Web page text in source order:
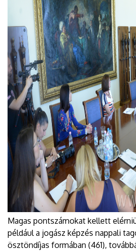
Magas pontszámokat kellett
például a jogász képzés nappali
ösztöndíjas formában (461),